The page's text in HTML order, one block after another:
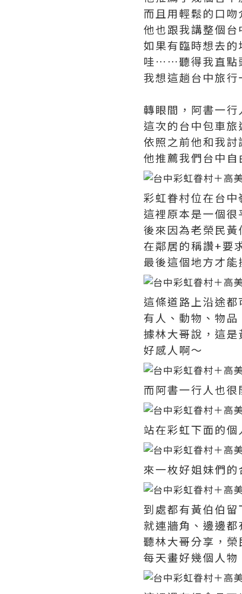
而且用輕鬆的口
他也跟我講整個
如果有臨時想去
哇……聽得我直點
我想這趟台中旅
轉眼間，阿書一
這次的台中包車
依照之前他和我討
他推薦我們台中
彩虹眷村位在台
這裡原本是一個
後來因為老榮民
在鄰居的稱讚+要
最後這個地方才能
這條道路上沿途
有人、動物、物
據林大哥說，這
好感人啊～
而阿書一行人也
站在彩虹下面的個
來一枚好姐妹們的
到處都有黃伯伯
就連牆角、邊邊
聽林大哥分享，榮
每天畫好幾個人